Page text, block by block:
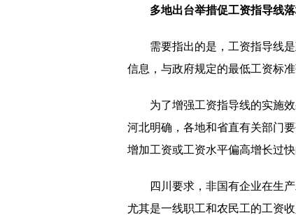
多地出台举措促工资指导线
需要指出的是，工资指导线
信息，与政府规定的最低工资标
为了增强工资指导线的实施
河北明确，各地和省直有关部门
增加工资或工资水平偏高增长过
四川要求，非国有企业在生
尤其是一线职工和农民工的工资